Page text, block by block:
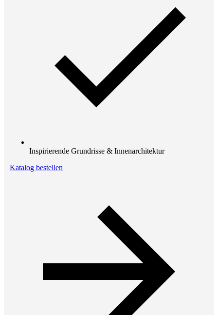
Inspirierende Grundrisse & Innenarchitektur
Katalog bestellen